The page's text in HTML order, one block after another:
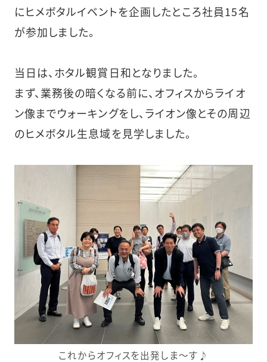
にヒメボタルイベントを企画したところ社員15名
が参加しました。
当日は、ホタル観賞日和となりました。
まず、業務後の暗くなる前に、オフィスからライオ
ン像までウォーキングをし、ライオン像とその周辺
のヒメボタル生息域を見学しました。
これからオフィスを出発しま～す♪